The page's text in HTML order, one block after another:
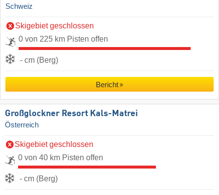
Schweiz
Skigebiet geschlossen
0 von 225 km Pisten offen
- cm (Berg)
Bericht
Großglockner Resort Kals-Matrei
Österreich
Skigebiet geschlossen
0 von 40 km Pisten offen
- cm (Berg)